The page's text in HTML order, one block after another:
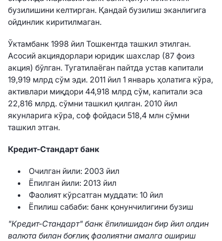
бузилишини келтирган. Қандай бузилиш эканлигига
ойдинлик киритилмаган.
Ўктамбанк 1998 йил Тошкентда ташкил этилган.
Асосий акциядорлари юридик шахслар (87 фоиз
акция) бўлган. Тугатилаёган пайтда устав капитали
19,919 млрд сўм эди. 2011 йил 1 январь ҳолатига кўра,
активлари миқдори 44,918 млрд сўм, капитали эса
22,816 млрд. сўмни ташкил қилган. 2010 йил
якунларига кўра, соф фойдаси 518,4 млн сўмни
ташкил этган.
Кредит-Стандарт банк
Очилган йили: 2003 йил
Ёпилган йили: 2013 йил
Фаолият кўрсатган муддати: 10 йил
Ёпилиш сабаби: банк қонунчилигини бузиш
"Кредит-Стандарт" банк ёпилишидан бир йил олдин
валюта билан боғлиқ фаолиятни амалга ошириш